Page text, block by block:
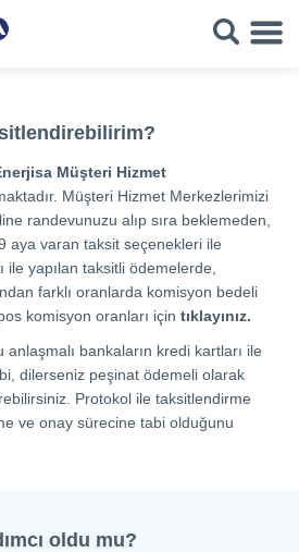
Müşteri Hizmet
Müşteri Hizmet Merkezlerimizi
randevunuzu alıp sıra beklemeden,
aya varan taksit seçenekleri ile
yapılan taksitli ödemelerde,
farklı oranlarda komisyon bedeli
komisyon oranları için tıklayınız.
bankaların kredi kartları ile
dilerseniz peşinat ödemeli olarak
Protokol ile taksitlendirme
ve onay sürecine tabi olduğunu
oldu mu?